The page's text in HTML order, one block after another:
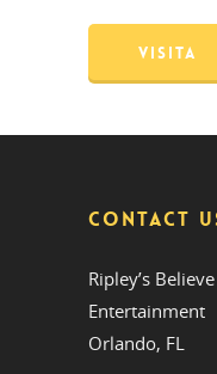
VISITA
CONTACT
Ripley’s
Entertainment
Orlando, FL